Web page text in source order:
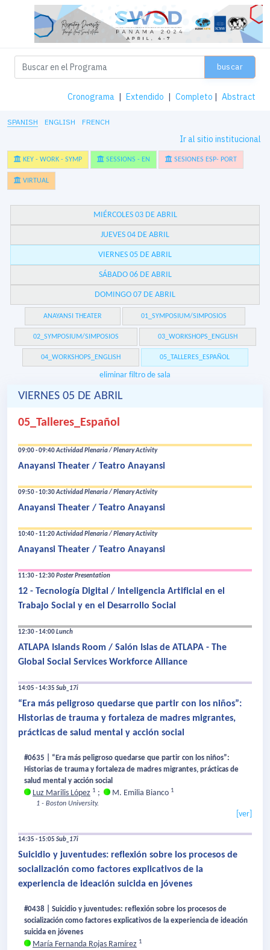
buscar
Cronograma | Extendido | Completo | Abstract
SPANISH ENGLISH FRENCH
Ir al sitio institucional
KEY - WORK - SYMP SESSIONS - EN SESIONES ESP- PORT
VIRTUAL
MIÉRCOLES 03 DE ABRIL
JUEVES 04 DE ABRIL
VIERNES 05 DE ABRIL
SÁBADO 06 DE ABRIL
DOMINGO 07 DE ABRIL
ANAYANSI THEATER 01_SYMPOSIUM/SIMPOSIOS
02_SYMPOSIUM/SIMPOSIOS 03_WORKSHOPS_ENGLISH
04_WORKSHOPS_ENGLISH 05_TALLERES_ESPAÑOL
eliminar filtro de sala
VIERNES 05 DE ABRIL
05_Talleres_Español
09:00 - 09:40Actividad Plenaria / Plenary Activity
Anayansi Theater / Teatro Anayansi
09:50 - 10:30Actividad Plenaria / Plenary Activity
Anayansi Theater / Teatro Anayansi
10:40 - 11:20Actividad Plenaria / Plenary Activity
Anayansi Theater / Teatro Anayansi
11:30 - 12:30Poster Presentation
12 - Tecnología Digital / Inteligencia Artificial en el
Trabajo Social y en el Desarrollo Social
12:30 - 14:00Lunch
ATLAPA Islands Room / Salón Islas de ATLAPA - The
Global Social Services Workforce Alliance
14:05 - 14:35 Sub_17i
“Era más peligroso quedarse que partir con los niños”:
Historias de trauma y fortaleza de madres migrantes,
prácticas de salud mental y acción social
#0635 | “Era más peligroso quedarse que partir con los niños”:
Historias de trauma y fortaleza de madres migrantes, prácticas de
salud mental y acción social
Luz Marilis López 1 ; M. Emilia Bianco 1
1 - Boston University.
[ver]
14:35 - 15:05 Sub_17i
Suicidio y juventudes: reflexión sobre los procesos de
socialización como factores explicativos de la
experiencia de ideación suicida en jóvenes
#0438 | Suicidio y juventudes: reflexión sobre los procesos de
socialización como factores explicativos de la experiencia de ideación
suicida en jóvenes
María Fernanda Rojas Ramírez 1